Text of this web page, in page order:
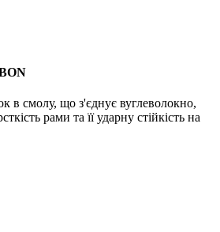
в смолу, що з'єднує вуглеволокно,
рами та її ударну стійкість на